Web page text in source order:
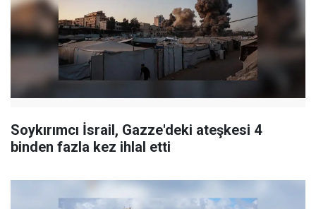
Soykırımcı İsrail, Gazze'deki ateşkesi 4
binden fazla kez ihlal etti